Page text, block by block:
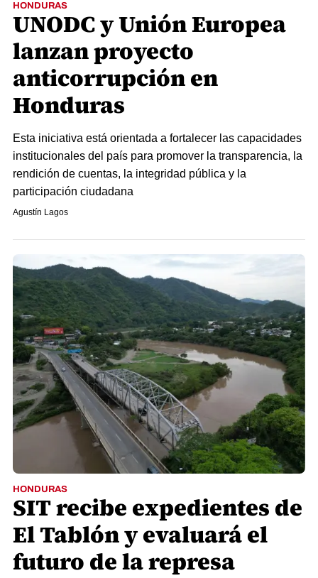
HONDURAS
UNODC y Unión Europea
lanzan proyecto
anticorrupción en
Honduras
Esta iniciativa está orientada a fortalecer las capacidades
institucionales del país para promover la transparencia, la
rendición de cuentas, la integridad pública y la
participación ciudadana
Agustín Lagos
HONDURAS
SIT recibe expedientes de
El Tablón y evaluará el
futuro de la represa